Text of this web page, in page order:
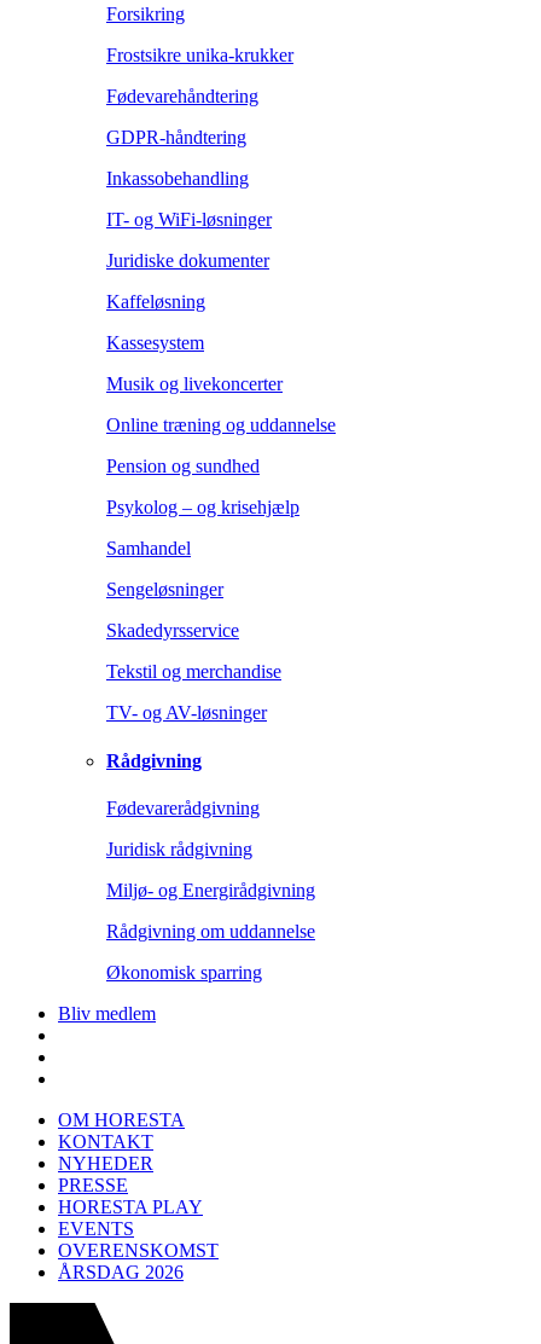
Forsikring
Frostsikre unika-krukker
Fødevarehåndtering
GDPR-håndtering
Inkassobehandling
IT- og WiFi-løsninger
Juridiske dokumenter
Kaffeløsning
Kassesystem
Musik og livekoncerter
Online træning og uddannelse
Pension og sundhed
Psykolog – og krisehjælp
Samhandel
Sengeløsninger
Skadedyrsservice
Tekstil og merchandise
TV- og AV-løsninger
Rådgivning
Fødevarerådgivning
Juridisk rådgivning
Miljø- og Energirådgivning
Rådgivning om uddannelse
Økonomisk sparring
Bliv medlem
OM HORESTA
KONTAKT
NYHEDER
PRESSE
HORESTA PLAY
EVENTS
OVERENSKOMST
ÅRSDAG 2026